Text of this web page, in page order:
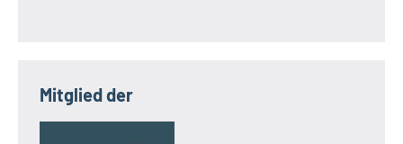
Mitglied der